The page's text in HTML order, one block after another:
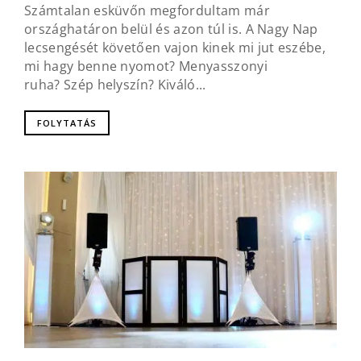
Számtalan esküvőn megfordultam már
országhatáron belül és azon túl is. A Nagy Nap
lecsengését követően vajon kinek mi jut eszébe,
mi hagy benne nyomot? Menyasszonyi
ruha? Szép helyszín? Kiváló...
FOLYTATÁS